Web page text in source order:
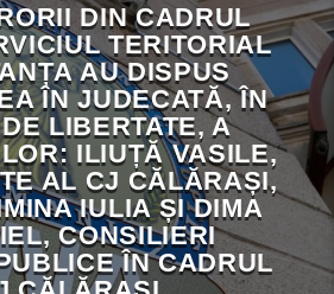
DIN CADRUL
TERITORIAL
AU DISPUS
ÎN JUDECATĂ, ÎN
LIBERTATE, A
ILIUȚĂ VASILE,
AL CJ CĂLĂRAȘI,
IULIA ȘI DIMA
CONSILIERI
ÎN CADRUL